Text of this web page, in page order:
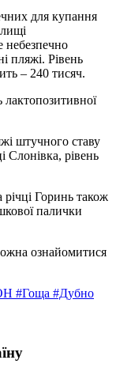
для купання
небезпечно
пляжі. Рівень
– 240 тисяч.
штучного ставу
Слонівка, рівень
річці Горинь також
палички
ознайомитися
#Гоща #Дубно